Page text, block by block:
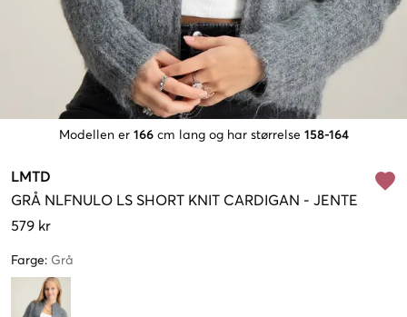
Modellen er 166 cm lang og har størrelse 158-164
LMTD
GRÅ NLFNULO LS SHORT KNIT CARDIGAN - JENTE
579 kr
Farge: Grå